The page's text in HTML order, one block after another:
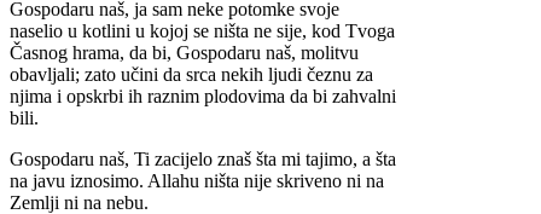
Gospodaru naš, ja sam neke potomke svoje
naselio u kotlini u kojoj se ništa ne sije, kod Tvoga
Časnog hrama, da bi, Gospodaru naš, molitvu
obavljali; zato učini da srca nekih ljudi čeznu za
njima i opskrbi ih raznim plodovima da bi zahvalni
bili.
Gospodaru naš, Ti zacijelo znaš šta mi tajimo, a šta
na javu iznosimo. Allahu ništa nije skriveno ni na
Zemlji ni na nebu.